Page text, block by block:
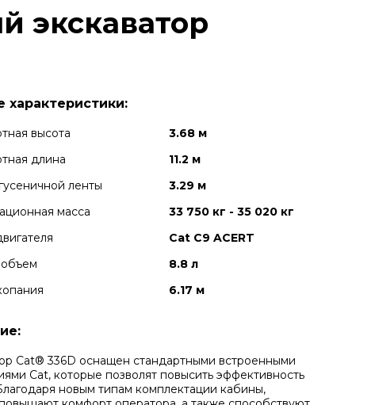
экскаватор
характеристики:
высота
3.68 м
длина
11.2 м
ленты
3.29 м
масса
33 750 кг - 35 020 кг
Cat C9 ACERT
8.8 л
6.17 м
Cat® 336D оснащен стандартными встроенными
Cat, которые позволят повысить эффективность
новым типам комплектации кабины,